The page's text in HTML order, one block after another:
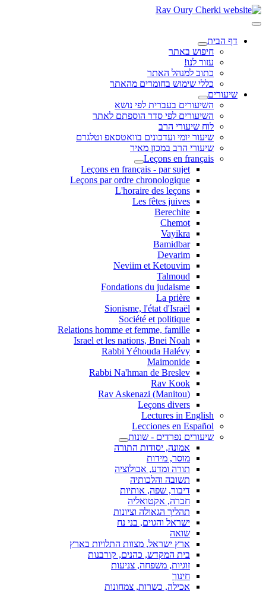
דף הבית
חיפוש באתר
עזור לנו!
כתוב למנהל האתר
כללי שימוש בחומרים מהאתר
שיעורים
השיעורים בעברית לפי נושא
השיעורים לפי סדר הוספתם לאתר
לוח שיעורי הרב
שיעור יומי ועדכונים בוואטסאפ וטלגרם
שיעורי הרב במכון מאיר
Leçons en français
Leçons en français - par sujet
Leçons par ordre chronologique
L'horaire des leçons
Les fêtes juives
Berechite
Chemot
Vayikra
Bamidbar
Devarim
Neviim et Ketouvim
Talmoud
Fondations du judaisme
La prière
Sionisme, l'état d'Israël
Société et politique
Relations homme et femme, famille
Israel et les nations, Bnei Noah
Rabbi Yéhouda Halévy
Maimonide
Rabbi Na'hman de Breslev
Rav Kook
(Rav Askenazi (Manitou
Leçons divers
Lectures in English
Lecciones en Español
שיעורים נפרדים - שונות
אמונה, יסודות התורה
מוסר, מידות
תורה ומדע, אבולוציה
תשובה והלכותיה
דיבור, שפה, אותיות
חברה, אקטואליה
תהליך הגאולה וציונות
ישראל והגוים, בני נח
שואה
ארץ ישראל, מצוות התלויות בארץ
בית המקדש, כהנים, קורבנות
זוגיות, משפחה, צניעות
חינוך
אכילה, כשרות, צמחונות